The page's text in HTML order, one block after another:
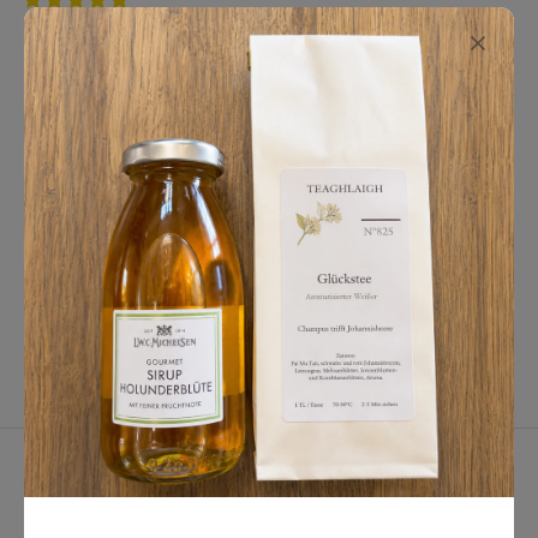
Natalie
Tolle Idee, mein Bruder hat mir dieses Set geschenkt und alles hat
wirklich eine Top Qualität. Ihr habt mich als Neukundin gewonnen :)
Der Sikkim hat es mir besonders angetan!
Jopseh
Alle super! Mein Favorit ist der Assam Malty und Mokalbari! Aber alle
wirklich aromatisch und frisch